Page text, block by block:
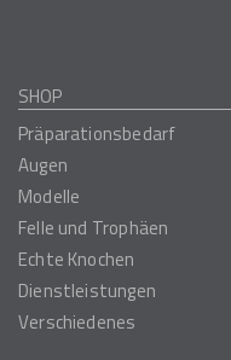
SHOP
Präparationsbedarf
Augen
Modelle
Felle und Trophäen
Echte Knochen
Dienstleistungen
Verschiedenes